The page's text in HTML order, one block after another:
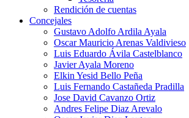
Rendición de cuentas
Concejales
Gustavo Adolfo Ardila Ayala
Oscar Mauricio Arenas Valdivieso
Luis Eduardo Ávila Castelblanco
Javier Ayala Moreno
Elkin Yesid Bello Peña
Luis Fernando Castañeda Pradilla
Jose David Cavanzo Ortiz
Andres Felipe Diaz Arevalo